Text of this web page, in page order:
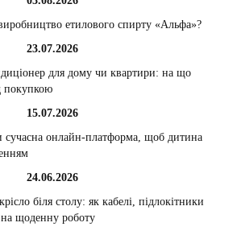
етилового спирту «Альфа»?
23.07.2026
для дому чи квартири: на що
покупкою
15.07.2026
сучасна онлайн-платформа, щоб дитина
24.06.2026
біля столу: як кабелі, підлокітники
щоденну роботу